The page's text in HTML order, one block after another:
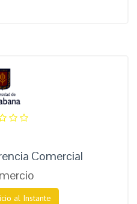
Comercial
al Instante